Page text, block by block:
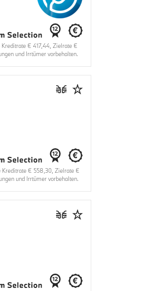
€ 417,44, Zielrate €
und Irrtümer vorbehalten.
Kreditrate € 558,30, Zielrate €
und Irrtümer vorbehalten.